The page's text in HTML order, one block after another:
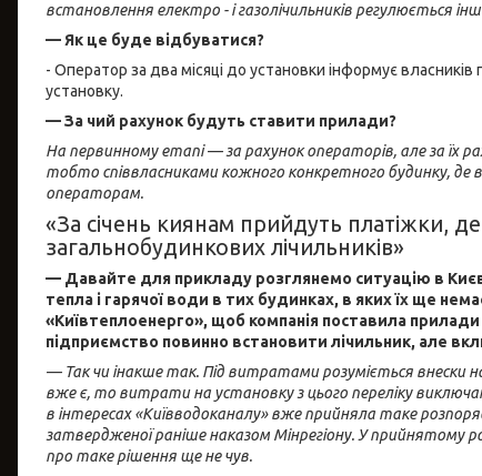
встановлення електро - і газолічильників регулюється
— Як це буде відбуватися?
- Оператор за два місяці до установки інформує
установку.
— За чий рахунок будуть ставити прилади?
На первинному етапі — за рахунок операторів, але за їх
тобто співвласниками кожного конкретного будинку, де
операторам.
«За січень киянам прийдуть платіжки,
загальнобудинкових лічильників»
— Давайте для прикладу розглянемо ситуацію в
тепла і гарячої води в тих будинках, в яких їх ще
«Київтеплоенерго», щоб компанія поставила
підприємство повинно встановити лічильник, але
— Так чи інакше так. Під витратами розуміється внески
вже є, то витрати на установку з цього переліку
в інтересах «Київводоканалу» вже прийняла таке
затвердженої раніше наказом Мінрегіону. У прийнятому
про таке рішення ще не чув.